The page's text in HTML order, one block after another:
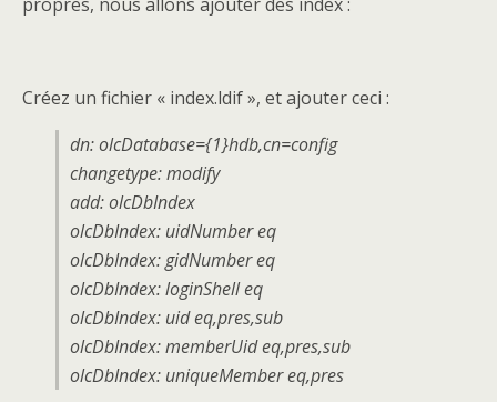
Créez un fichier « index.ldif », et ajouter ceci :
dn: olcDatabase={1}hdb,cn=config
changetype: modify
add: olcDbIndex
olcDbIndex: uidNumber eq
olcDbIndex: gidNumber eq
olcDbIndex: loginShell eq
olcDbIndex: uid eq,pres,sub
olcDbIndex: memberUid eq,pres,sub
olcDbIndex: uniqueMember eq,pres